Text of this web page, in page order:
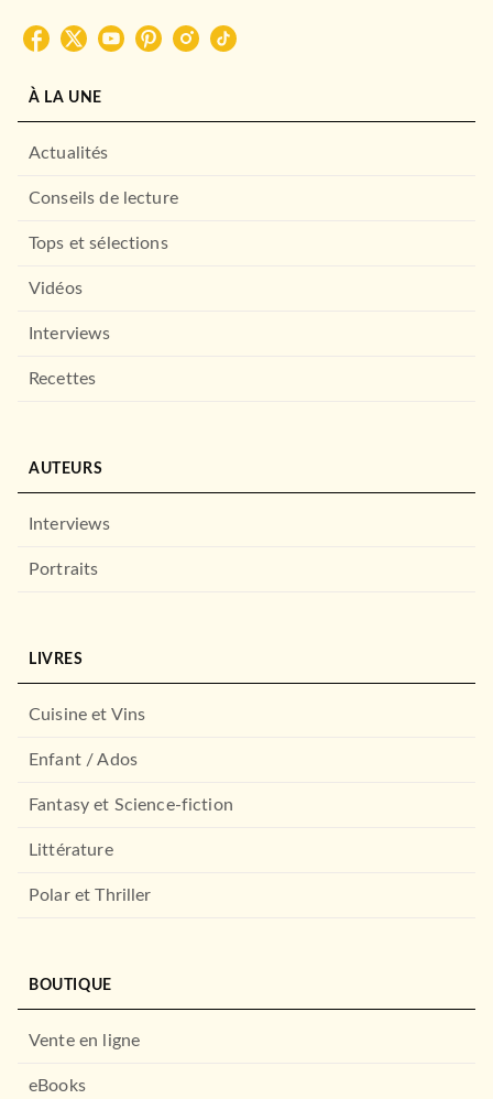
À LA UNE
Actualités
Conseils de lecture
Tops et sélections
Vidéos
Interviews
Recettes
AUTEURS
Interviews
Portraits
LIVRES
Cuisine et Vins
Enfant / Ados
Fantasy et Science-fiction
Littérature
Polar et Thriller
BOUTIQUE
Vente en ligne
eBooks